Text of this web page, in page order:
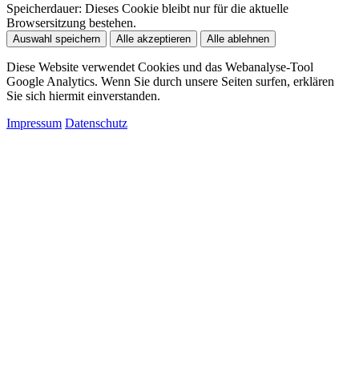
Speicherdauer: Dieses Cookie bleibt nur für die aktuelle
Browsersitzung bestehen.
Auswahl speichern Alle akzeptieren Alle ablehnen
Diese Website verwendet Cookies und das Webanalyse-Tool
Google Analytics. Wenn Sie durch unsere Seiten surfen, erklären
Sie sich hiermit einverstanden.
Impressum Datenschutz